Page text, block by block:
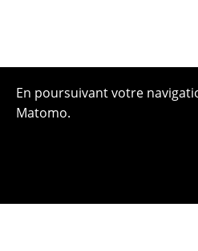
En poursuivant votre
Matomo.